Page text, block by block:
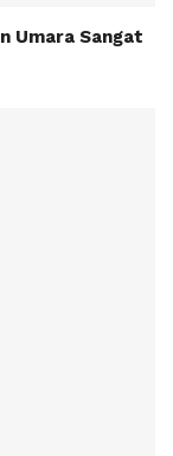
Umara Sangat